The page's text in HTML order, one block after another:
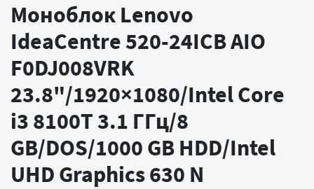
Моноблок Lenovo
IdeaCentre 520-24ICB AIO
F0DJ008VRK
23.8"/1920×1080/Intel Core
i3 8100T 3.1 ГГц/8
GB/DOS/1000 GB HDD/Intel
UHD Graphics 630 N